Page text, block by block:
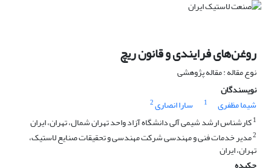
روغن‌های فرایندی و قانون ریچ
نوع مقاله : مقاله پژوهشی
نویسندگان
شیما مظفری
1 سارا انصاری2
1کارشناس ارشد شیمی آلی دانشگاه آزاد واحد تهران شمال، تهران، ایران
2مدیر خدمات فنی و مهندسی شرکت مهندسی و تحقیقات صنایع لاستیک،
تهران، ایران